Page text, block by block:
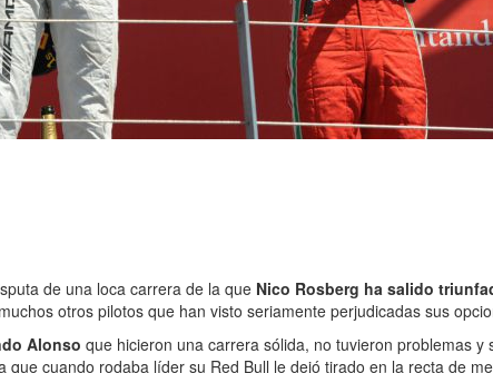
de una loca carrera de la que Nico Rosberg ha salido
otros pilotos que han visto seriamente perjudicadas sus
Alonso que hicieron una carrera sólida, no tuvieron problemas y
que cuando rodaba líder su Red Bull le dejó tirado en la recta de